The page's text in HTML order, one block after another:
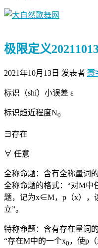
极限定义
2021年10月13日 发表者 寰
标识（shí）小误差 ε
标识趋近程度N0
ヨ存在
∀ 任意
全称命题：含有全称量词
全称命题的格式：“对M中
题，记为x∈M，p（x），
立”。
特称命题：含有存在量词
“存在M中的一个x0 ，使p